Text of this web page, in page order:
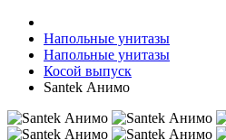
Напольные унитазы
Напольные унитазы
Косой выпуск
Santek Анимо